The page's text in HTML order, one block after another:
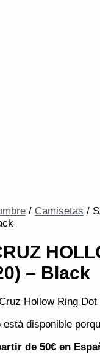
/ Camisetas /
– Black
Hollow Ring Dot
está disponible
de 50€ en